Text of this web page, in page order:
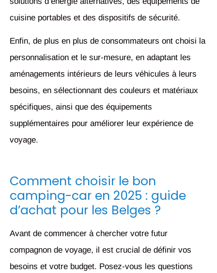
cuisine portables et des dispositifs de sécurité.
Enfin, de plus en plus de consommateurs ont choisi la
personnalisation et le sur-mesure, en adaptant les
aménagements intérieurs de leurs véhicules à leurs
besoins, en sélectionnant des couleurs et matériaux
spécifiques, ainsi que des équipements
supplémentaires pour améliorer leur expérience de
voyage.
Comment choisir le bon
camping-car en 2025 : guide
d’achat pour les Belges ?
Avant de commencer à chercher votre futur
compagnon de voyage, il est crucial de définir vos
besoins et votre budget. Posez-vous les questions